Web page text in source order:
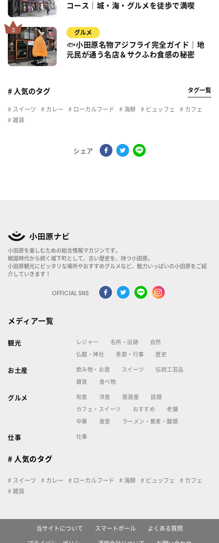
コース｜城・海・グルメを徒歩で満喫
グルメ
🐟小田原名物アジフライ完全ガイド｜地
元民が通う名店＆サクふわ食感の秘密
# 人気のタグ タグ一覧
スイーツ カレー ローカルフード 海鮮 ビュッフェ
カフェ
雑貨
シェア
小田原を楽しむための総合情報マガジンです。
戦国時代から続く城下町として、古い歴史を、持つ小田原。
小田原観光にピッタリな場所やおすすめグルメなど、魅力いっぱいの小田原をご紹
介していきます！
OFFICIAL SNS
メディア一覧
観光 レジャー 名所・旧跡 自然
仏閣・神社 季節・行事 歴史
お土産 飲み物・お酒 スイーツ 伝統工芸品
雑貨 食べ物
グルメ 和食 洋食 居酒屋 話題
カフェ・スイーツ おすすめ 老舗
中華 食堂 ラーメン・蕎麦・麺類
仕事 仕事
# 人気のタグ
スイーツ カレー ローカルフード 海鮮 ビュッフェ
カフェ
雑貨
当サイトについて スマートポール よくある質問